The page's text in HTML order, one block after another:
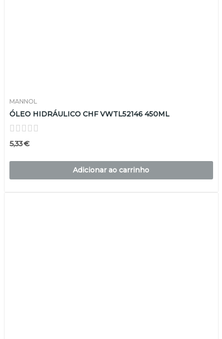
MANNOL
ÓLEO HIDRÁULICO CHF VWTL52146 450ML
5,33 €
Adicionar ao carrinho